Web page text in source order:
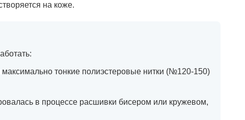
на коже.
тонкие полиэстеровые нитки (№120-150)
в процессе расшивки бисером или кружевом,